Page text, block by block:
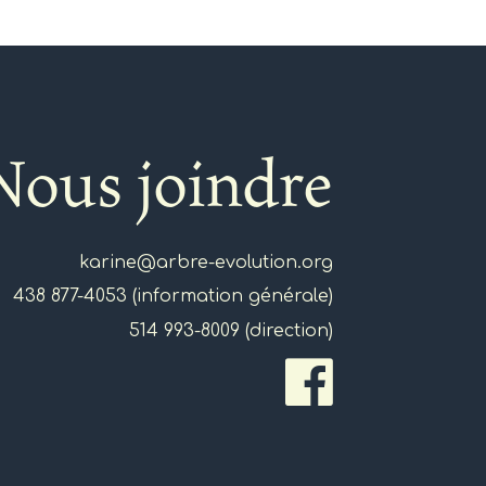
joindre
karine@arbre-evolution.org
438 877-4053 (information générale)
514 993-8009 (direction)